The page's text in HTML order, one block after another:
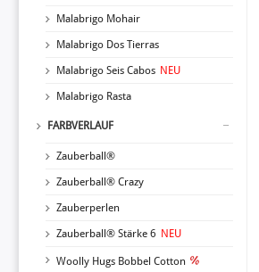
Malabrigo Mohair
Malabrigo Dos Tierras
Malabrigo Seis Cabos NEU
Malabrigo Rasta
FARBVERLAUF
Zauberball®
Zauberball® Crazy
Zauberperlen
Zauberball® Stärke 6 NEU
Woolly Hugs Bobbel Cotton